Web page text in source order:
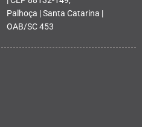
Palhoça | Santa Catarina |
OAB/SC 453